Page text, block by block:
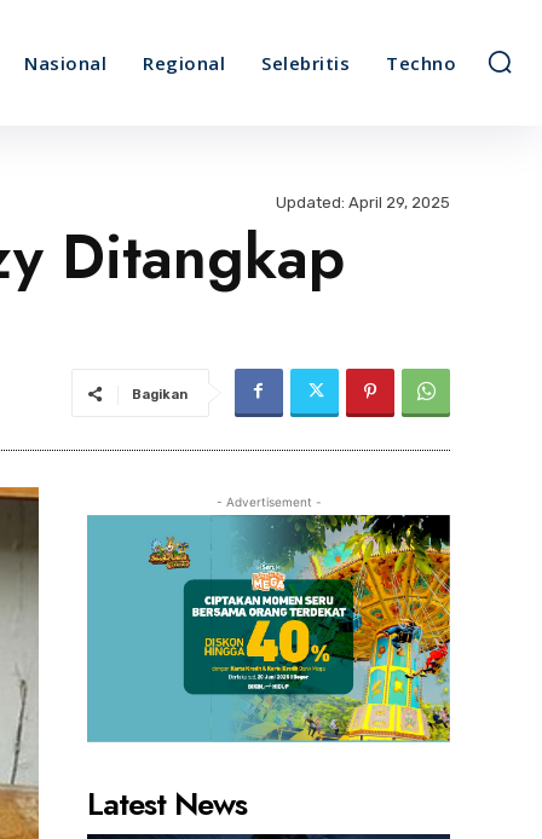
Nasional Regional Selebritis Techno
Updated: April 29, 2025
Ditangkap
Bagikan
- Advertisement -
Latest News